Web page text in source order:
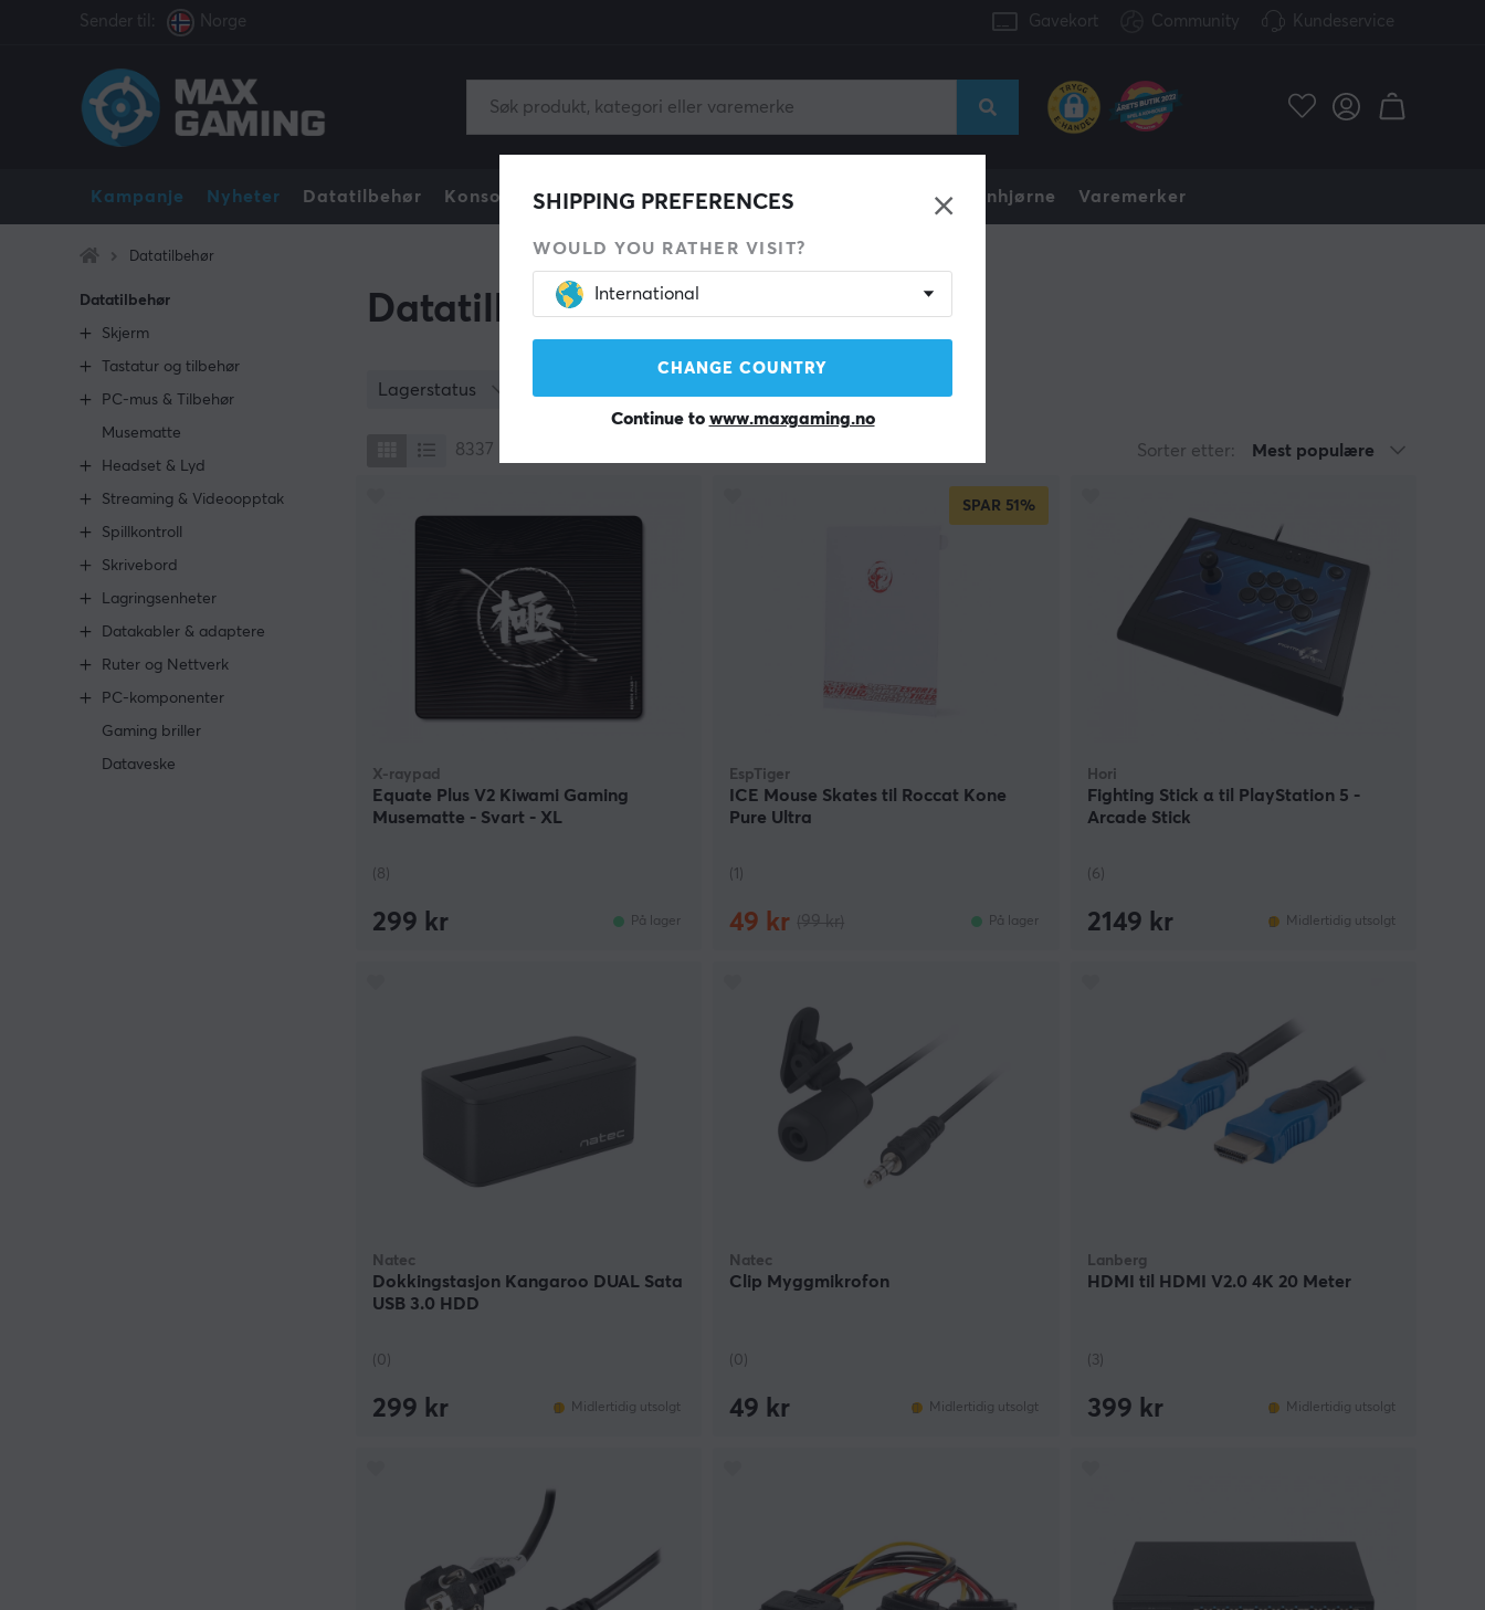
Sender til: Norge Gavekort Community Kundeservice
Kampanje Nyheter Datatilbehør Konsoll Gamingstol Mobiltilbehør Funnhjørne Varemerker
SHIPPING PREFERENCES
WOULD YOU RATHER VISIT?
International
CHANGE COUNTRY
Continue to www.maxgaming.no
Datatilbehør
Datatilbehør
Skjerm
Tastatur og tilbehør
PC-mus & Tilbehør
Musematte
Headset & Lyd
Streaming & Videoopptak
Spillkontroll
Skrivebord
Lagringsenheter
Datakabler & adaptere
Ruter og Nettverk
PC-komponenter
Gaming briller
Dataveske
Datatilbehør for PC Gamers
Lagerstatus
8337 Sorter etter: Mest populære
X-raypad
Equate Plus V2 Kiwami Gaming
Musematte - Svart - XL
(8)
299 kr På lager
SPAR 51%
EspTiger
ICE Mouse Skates til Roccat Kone
Pure Ultra
(1)
49 kr På lager
Hori
Fighting Stick α til PlayStation 5 -
Arcade Stick
(6)
2149 kr Midlertidig utsolgt
Natec
Dokkingstasjon Kangaroo DUAL Sata
USB 3.0 HDD
(0)
299 kr Midlertidig utsolgt
Natec
Clip Myggmikrofon
(0)
49 kr Midlertidig utsolgt
Lanberg
HDMI til HDMI V2.0 4K 20 Meter
(3)
399 kr Midlertidig utsolgt